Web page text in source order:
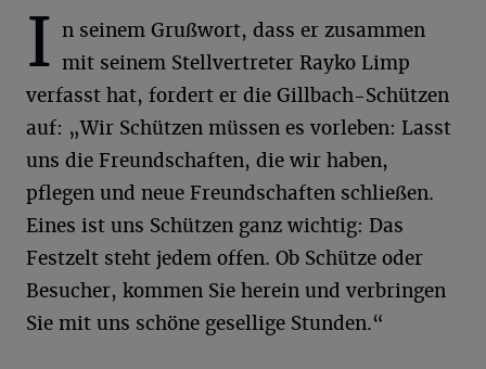
I n seinem Grußwort, dass er zusammen
mit seinem Stellvertreter Rayko Limp
verfasst hat, fordert er die Gillbach-Schützen
auf: „Wir Schützen müssen es vorleben: Lasst
uns die Freundschaften, die wir haben,
pflegen und neue Freundschaften schließen.
Eines ist uns Schützen ganz wichtig: Das
Festzelt steht jedem offen. Ob Schütze oder
Besucher, kommen Sie herein und verbringen
Sie mit uns schöne gesellige Stunden.“